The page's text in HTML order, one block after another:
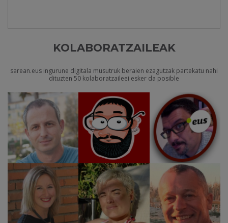
KOLABORATZAILEAK
sarean.eus ingurune digitala musutruk beraien ezagutzak partekatu nahi
dituzten 50 kolaboratzaileei esker da posible